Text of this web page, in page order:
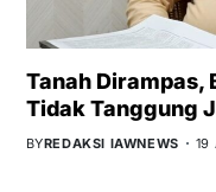
Tanah Dirampas,
Tidak Tanggung
BYREDAKSI IAWNEWS 19